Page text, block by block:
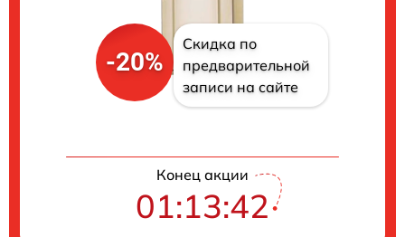
-20%
Скидка по
предварительной
записи на сайте
Конец акции
01:13:41